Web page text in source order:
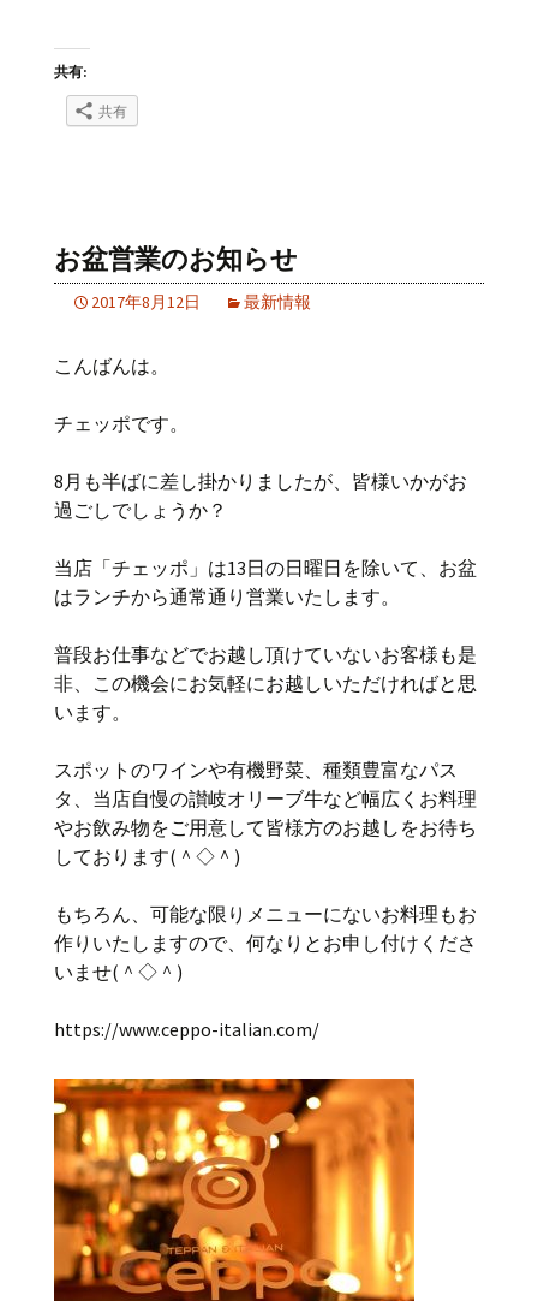
共有:
共有
お盆営業のお知らせ
2017年8月12日 最新情報
こんばんは。
チェッポです。
8月も半ばに差し掛かりましたが、皆様いかがお
過ごしでしょうか？
当店「チェッポ」は13日の日曜日を除いて、お盆
はランチから通常通り営業いたします。
普段お仕事などでお越し頂けていないお客様も是
非、この機会にお気軽にお越しいただければと思
います。
スポットのワインや有機野菜、種類豊富なパス
タ、当店自慢の讃岐オリーブ牛など幅広くお料理
やお飲み物をご用意して皆様方のお越しをお待ち
しております(＾◇＾)
もちろん、可能な限りメニューにないお料理もお
作りいたしますので、何なりとお申し付けくださ
いませ(＾◇＾)
https://www.ceppo-italian.com/